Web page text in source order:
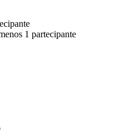
1 partecipante